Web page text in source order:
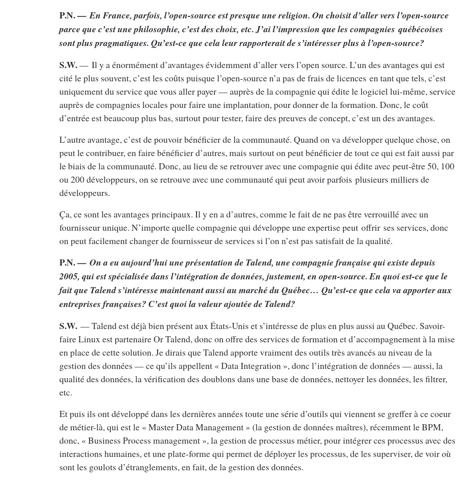
P.N. —En France, parfois, l’open-source est presque une religion. On choisit d’aller vers l’open-source
parce que c’est une philosophie, c’est des choix, etc. J’ai l’impression que les compagnies québécoises
sont plus pragmatiques. Qu’est-ce que cela leur rapporterait de s’intéresser plus à l’open-source?
S.W.— Il y a énormément d’avantages évidemment d’aller vers l’open source. L’un des avantages qui est
cité le plus souvent, c’est les coûts puisque l’open-source n’a pas de frais de licences en tant que tels, c’est
uniquement du service que vous aller payer — auprès de la compagnie qui édite le logiciel lui-même, service
auprès de compagnies locales pour faire une implantation, pour donner de la formation. Donc, le coût
d’entrée est beaucoup plus bas, surtout pour tester, faire des preuves de concept, c’est un des avantages.
L’autre avantage, c’est de pouvoir bénéficier de la communauté. Quand on va développer quelque chose, on
peut le contribuer, en faire bénéficier d’autres, mais surtout on peut bénéficier de tout ce qui est fait aussi par
le biais de la communauté. Donc, au lieu de se retrouver avec une compagnie qui édite avec peut-être 50, 100
ou 200 développeurs, on se retrouve avec une communauté qui peut avoir parfois plusieurs milliers de
développeurs.
Ça, ce sont les avantages principaux. Il y en a d’autres, comme le fait de ne pas être verrouillé avec un
fournisseur unique. N’importe quelle compagnie qui développe une expertise peut offrir ses services, donc
on peut facilement changer de fournisseur de services si l’on n’est pas satisfait de la qualité.
P.N. —On a eu aujourd’hui une présentation de Talend, une compagnie française qui existe depuis
2005, qui est spécialisée dans l’intégration de données, justement, en open-source. En quoi est-ce que le
fait que Talend s’intéresse maintenant aussi au marché du Québec… Qu’est-ce que cela va apporter aux
entreprises françaises? C’est quoi la valeur ajoutée de Talend?
S.W. — Talend est déjà bien présent aux États-Unis et s’intéresse de plus en plus aussi au Québec. Savoir-
faire Linux est partenaire Or Talend, donc on offre des services de formation et d’accompagnement à la mise
en place de cette solution. Je dirais que Talend apporte vraiment des outils très avancés au niveau de la
gestion des données — ce qu’ils appellent « Data Integration », donc l’intégration de données — aussi, la
qualité des données, la vérification des doublons dans une base de données, nettoyer les données, les filtrer,
etc.
Et puis ils ont développé dans les dernières années toute une série d’outils qui viennent se greffer à ce coeur
de métier-là, qui est le « Master Data Management » (la gestion de données maîtres), récemment le BPM,
donc, « Business Process management », la gestion de processus métier, pour intégrer ces processus avec des
interactions humaines, et une plate-forme qui permet de déployer les processus, de les superviser, de voir où
sont les goulots d’étranglements, en fait, de la gestion des données.